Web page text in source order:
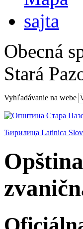
Obecná
Stará
Vyhľadávanie na webe
Ћирилица Latinica